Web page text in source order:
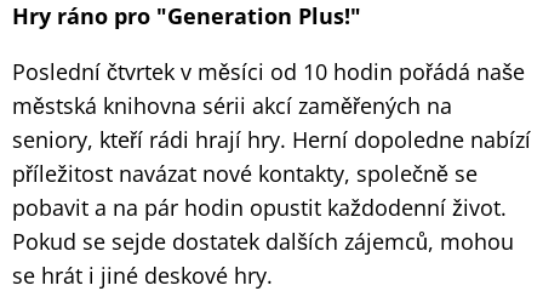
Hry ráno pro "Generation Plus!"
Poslední čtvrtek v měsíci od 10 hodin pořádá naše
městská knihovna sérii akcí zaměřených na
seniory, kteří rádi hrají hry. Herní dopoledne nabízí
příležitost navázat nové kontakty, společně se
pobavit a na pár hodin opustit každodenní život.
Pokud se sejde dostatek dalších zájemců, mohou
se hrát i jiné deskové hry.